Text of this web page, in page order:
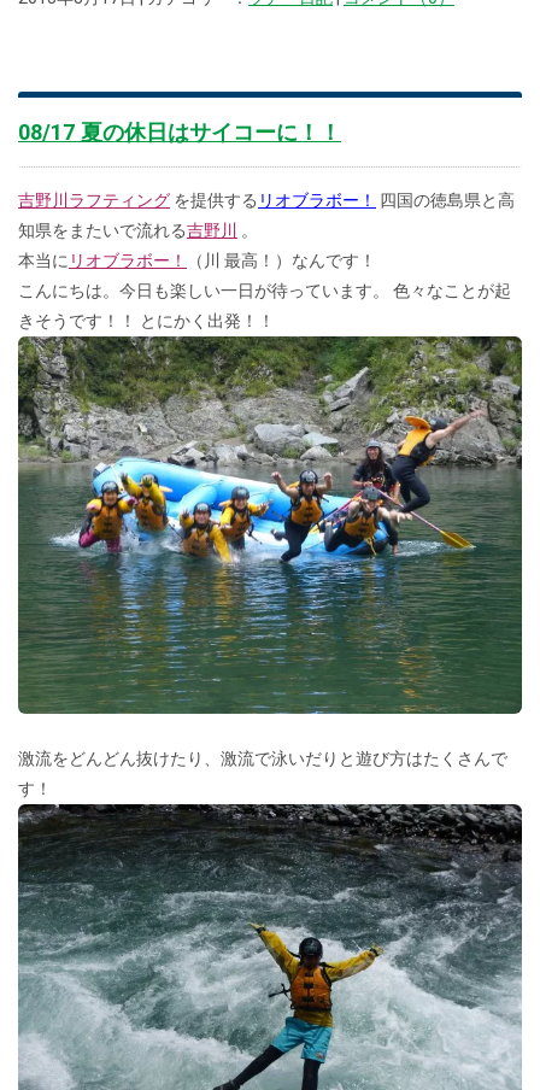
08/17 夏の休日はサイコーに！！
吉野川ラフティング を提供する リオブラボー！
四国の徳島県と高
知県をまたいで流れる吉野川
。
本当に リオブラボー！
（川 最高！）なんです！
こんにちは。今日も楽しい一日が待っています。 色々なことが起
きそうです！！ とにかく出発！！
激流をどんどん抜けたり、激流で泳いだりと遊び方はたくさんで
す！